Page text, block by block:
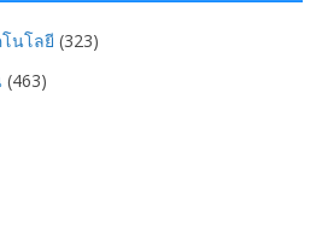
นโลยี (323)
(463)